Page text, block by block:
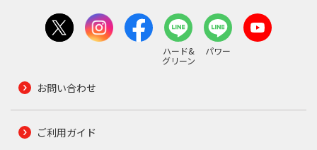
ハード&
グリーン
パワー
お問い合わせ
ご利用ガイド